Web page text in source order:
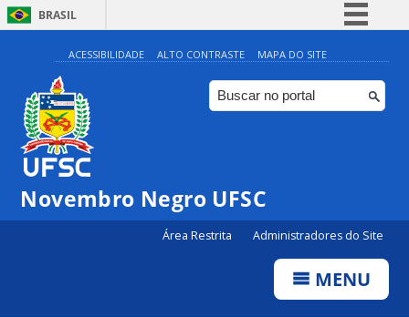
BRASIL
Simplifique!
Comunica BR
Participe
ACESSIBILIDADE ALTO CONTRASTE MAPA DO SITE
Novembro Negro UFSC
Área Restrita Administradores do Site
MENU